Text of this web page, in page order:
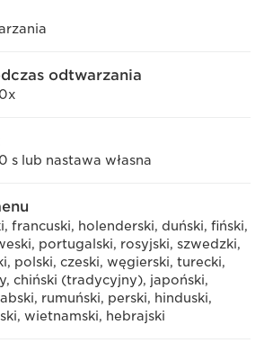
odtwarzania
s lub nastawa własna
francuski, holenderski, duński, fiński,
portugalski, rosyjski, szwedzki,
polski, czeski, węgierski, turecki,
chiński (tradycyjny), japoński,
rumuński, perski, hinduski,
wietnamski, hebrajski